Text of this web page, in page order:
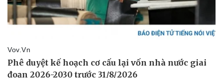
Thể thao
Bóng đá
Lịch thi đấu bóng đá
eSports
Hậu trường
Ô tô - Xe máy
Ô tô
Xe máy
Tư vấn